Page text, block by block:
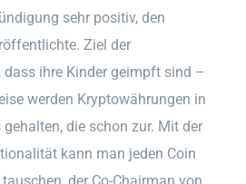
sehr positiv, den
Ziel der
dass ihre Kinder geimpft sind –
werden Kryptowährungen in
die schon zur. Mit der
kann man jeden Coin
der Co-Chairman von